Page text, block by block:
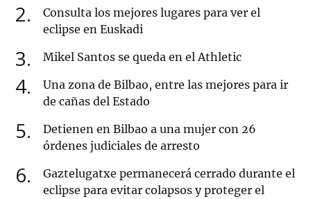
2
Consulta los mejores lugares para ver el
eclipse en Euskadi
3 Mikel Santos se queda en el Athletic
4
Una zona de Bilbao, entre las mejores para ir
de cañas del Estado
5
Detienen en Bilbao a una mujer con 26
órdenes judiciales de arresto
6
Gaztelugatxe permanecerá cerrado durante el
eclipse para evitar colapsos y proteger el